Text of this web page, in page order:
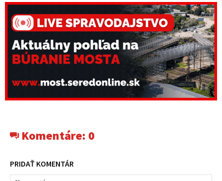
Komentáre: 0
PRIDAŤ KOMENTÁR